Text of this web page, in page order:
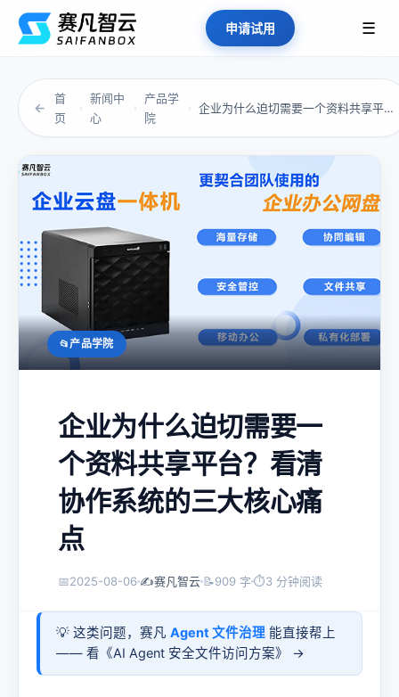
申请试用 ☰
←
首
页
›
新闻中
心
›
产品学
院
› 企业为什么迫切需要一个资料共享平台？看清协作...
产品学院
企业为什么迫切需要一
个资料共享平台？看清
协作系统的三大核心痛
点
📅2025-08-06 ✍️赛凡智云 📝909 字 ⏱3 分钟阅读
💡 这类问题，赛凡 Agent 文件治理 能直接帮上
—— 看《AI Agent 安全文件访问方案》 →